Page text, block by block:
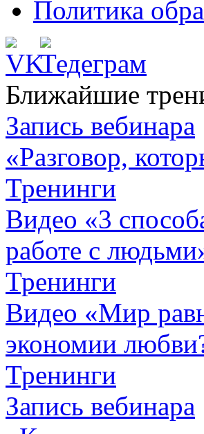
Политика
Ближайшие
Запись вебинара
«Разговор,
Тренинги
Видео «3
работе с
Тренинги
Видео «Мир
экономии
Тренинги
Запись вебинара